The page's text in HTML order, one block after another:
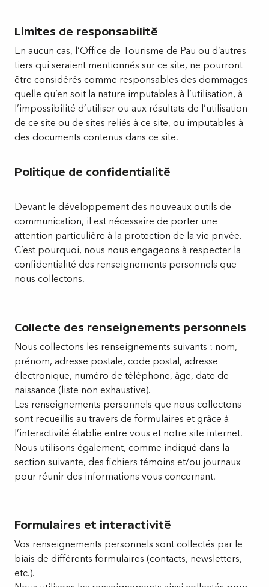
Limites de responsabilité
En aucun cas, l’Office de Tourisme de Pau ou d’autres
tiers qui seraient mentionnés sur ce site, ne pourront
être considérés comme responsables des dommages
quelle qu’en soit la nature imputables à l’utilisation, à
l’impossibilité d’utiliser ou aux résultats de l’utilisation
de ce site ou de sites reliés à ce site, ou imputables à
des documents contenus dans ce site.
Politique de confidentialité
Devant le développement des nouveaux outils de
communication, il est nécessaire de porter une
attention particulière à la protection de la vie privée.
C’est pourquoi, nous nous engageons à respecter la
confidentialité des renseignements personnels que
nous collectons.
Collecte des renseignements personnels
Nous collectons les renseignements suivants : nom,
prénom, adresse postale, code postal, adresse
électronique, numéro de téléphone, âge, date de
naissance (liste non exhaustive).
Les renseignements personnels que nous collectons
sont recueillis au travers de formulaires et grâce à
l’interactivité établie entre vous et notre site internet.
Nous utilisons également, comme indiqué dans la
section suivante, des fichiers témoins et/ou journaux
pour réunir des informations vous concernant.
Formulaires et interactivité
Vos renseignements personnels sont collectés par le
biais de différents formulaires (contacts, newsletters,
etc.).